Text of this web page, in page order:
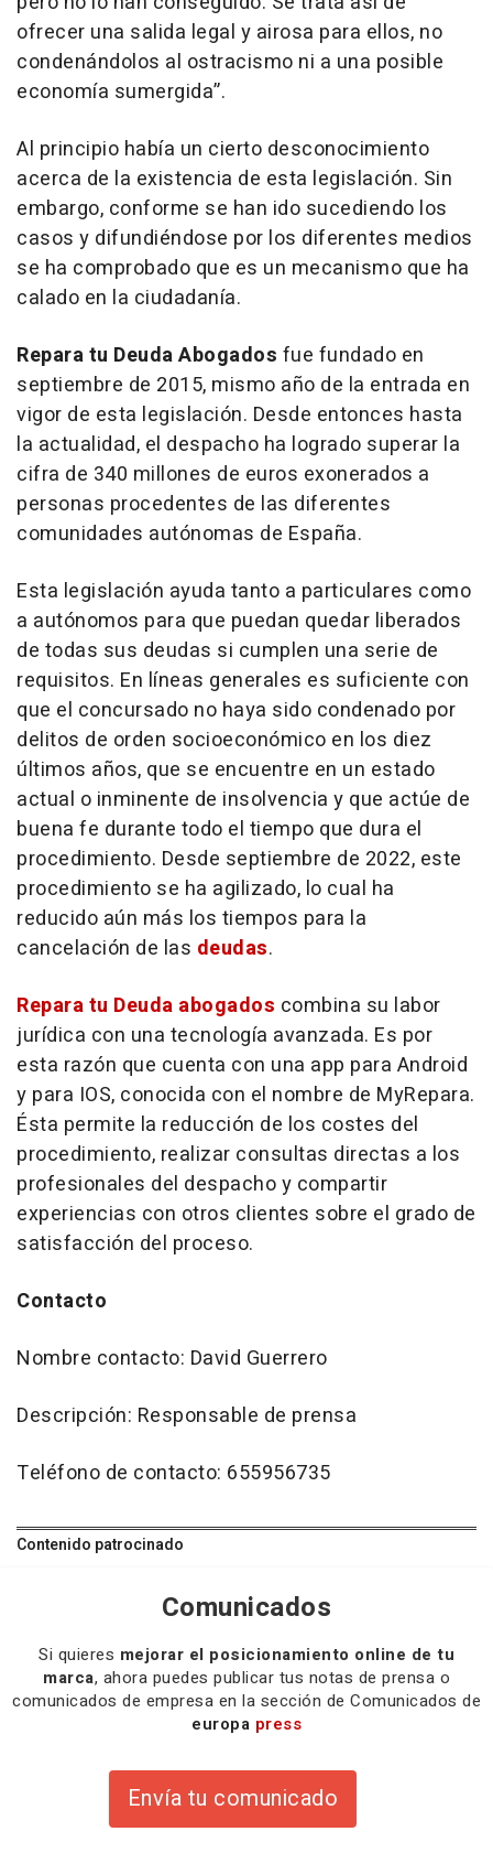
ofrecer una salida legal y airosa para ellos, no
condenándolos al ostracismo ni a una posible
economía sumergida”.
Al principio había un cierto desconocimiento
acerca de la existencia de esta legislación. Sin
embargo, conforme se han ido sucediendo los
casos y difundiéndose por los diferentes medios
se ha comprobado que es un mecanismo que ha
calado en la ciudadanía.
Repara tu Deuda Abogados fue fundado en
septiembre de 2015, mismo año de la entrada en
vigor de esta legislación. Desde entonces hasta
la actualidad, el despacho ha logrado superar la
cifra de 340 millones de euros exonerados a
personas procedentes de las diferentes
comunidades autónomas de España.
Esta legislación ayuda tanto a particulares como
a autónomos para que puedan quedar liberados
de todas sus deudas si cumplen una serie de
requisitos. En líneas generales es suficiente con
que el concursado no haya sido condenado por
delitos de orden socioeconómico en los diez
últimos años, que se encuentre en un estado
actual o inminente de insolvencia y que actúe de
buena fe durante todo el tiempo que dura el
procedimiento. Desde septiembre de 2022, este
procedimiento se ha agilizado, lo cual ha
reducido aún más los tiempos para la
cancelación de las deudas.
Repara tu Deuda abogados combina su labor
jurídica con una tecnología avanzada. Es por
esta razón que cuenta con una app para Android
y para IOS, conocida con el nombre de MyRepara.
Ésta permite la reducción de los costes del
procedimiento, realizar consultas directas a los
profesionales del despacho y compartir
experiencias con otros clientes sobre el grado de
satisfacción del proceso.
Contacto
Nombre contacto: David Guerrero
Descripción: Responsable de prensa
Teléfono de contacto: 655956735
Contenido patrocinado
Comunicados
Si quieres mejorar el posicionamiento online de tu
marca, ahora puedes publicar tus notas de prensa o
comunicados de empresa en la sección de Comunicados de
europa press
Envía tu comunicado